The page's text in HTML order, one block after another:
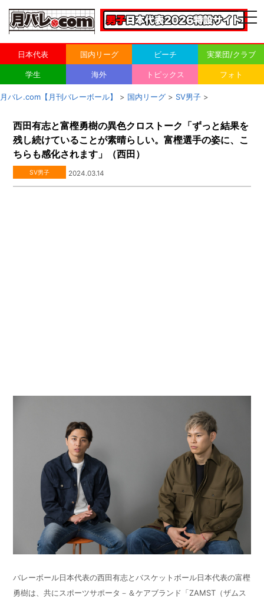
日本代表 国内リーグ ビーチ 実業団/クラブ
学生 海外 トピックス フォト
月バレ.com【月刊バレーボール】 > 国内リーグ > SV男子 >
西田有志と富樫勇樹の異色クロストーク「ずっと結果を
残し続けていることが素晴らしい。富樫選手の姿に、こ
ちらも感化されます」（西田）
SV男子 2024.03.14
バレーボール日本代表の西田有志とバスケットボール日本代表の富樫
勇樹は、共にスポーツサポータ－＆ケアブランド「ZAMST （ザムス